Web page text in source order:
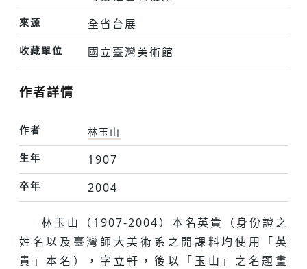
來源 全省台展
收藏單位 國立臺灣美術館
作者詳情
作者
林玉山
生年
1907
卒年 2004
林玉山（1907-2004）本名英貴（身份證之
姓名以及臺灣師大美術系之開課料均使用「英
貴」本名），字立軒，後以「玉山」之名題畫